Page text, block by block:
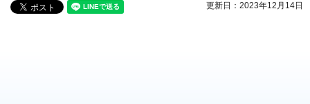
更新日：2023年12月14日